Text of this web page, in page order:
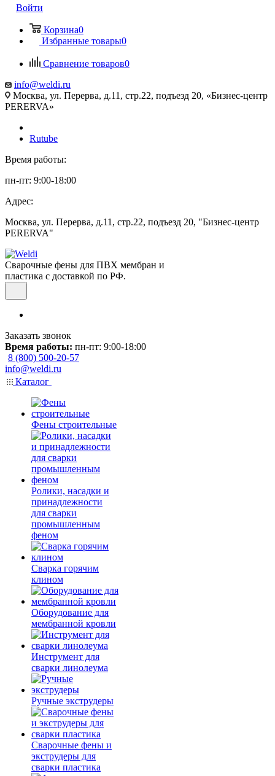
Войти
Корзина0
Избранные товары0
Сравнение товаров0
info@weldi.ru
Москва, ул. Перерва, д.11, стр.22, подъезд 20, «Бизнес-центр
PERERVA»
Rutube
Время работы:
пн-пт: 9:00-18:00
Адрес:
Москва, ул. Перерва, д.11, стр.22, подъезд 20, "Бизнес-центр
PERERVA"
Сварочные фены для ПВХ мембран и
пластика с доставкой по РФ.
Заказать звонок
Время работы: пн-пт: 9:00-18:00
8 (800) 500-20-57
info@weldi.ru
Каталог
Фены строительные
Ролики, насадки и
принадлежности
для сварки
промышленным
феном
Сварка горячим
клином
Оборудование для
мембранной кровли
Инструмент для
сварки линолеума
Ручные экструдеры
Сварочные фены и
экструдеры для
сварки пластика